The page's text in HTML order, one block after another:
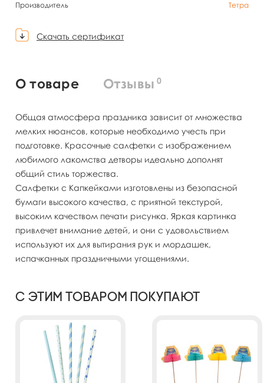
Производитель
Тетра
Скачать сертификат
О товаре Отзывы 0
Общая атмосфера праздника зависит от множества
мелких нюансов, которые необходимо учесть при
подготовке. Красочные салфетки с изображением
любимого лакомства детворы идеально дополнят
общий стиль торжества.
Салфетки с Капкейками изготовлены из безопасной
бумаги высокого качества, с приятной текстурой,
высоким качеством печати рисунка. Яркая картинка
привлечет внимание детей, и они с удовольствием
используют их для вытирания рук и мордашек,
испачканных праздничными угощениями.
С этим товаром покупают